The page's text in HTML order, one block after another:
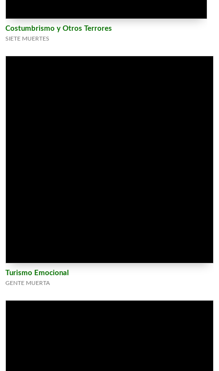
Costumbrismo y Otros Terrores
SIETE MUERTES
Turismo Emocional
GENTE MUERTA